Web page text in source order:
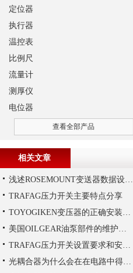
定位器
执行器
温控表
比例尺
流量计
测厚仪
电位器
查看全部产品
相关文章
浅述ROSEMOUNT变送器数据设置步骤
TRAFAG压力开关主要特点分享
TOYOGIKEN变压器的正确安装方式
美国OILGEAR油泵部件的维护和修理
TRAFAG压力开关设置要求和安装要求是什么？
光耦合器为什么会在在电路中得到广泛的应用,难道是因为